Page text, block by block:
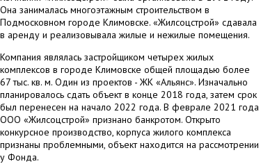
Она занималась многоэтажным строительством в
Подмосковном городе Климовске. «Жилсоцстрой» сдавала
в аренду и реализовывала жилые и нежилые помещения.
Компания являлась застройщиком четырех жилых
комплексов в городе Климовске общей площадью более
67 тыс. кв. м. Один из проектов - ЖК «Альянс». Изначально
планировалось сдать объект в конце 2018 года, затем срок
был перенесен на начало 2022 года. В феврале 2021 года
ООО «Жилсоцстрой» признано банкротом. Открыто
конкурсное производство, корпуса жилого комплекса
признаны проблемными, объект находится на рассмотрении
у Фонда.